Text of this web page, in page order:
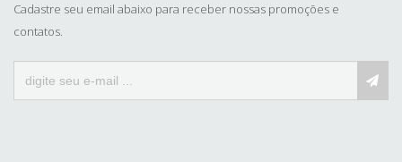
Cadastre seu email abaixo para receber nossas promoções e
contatos.